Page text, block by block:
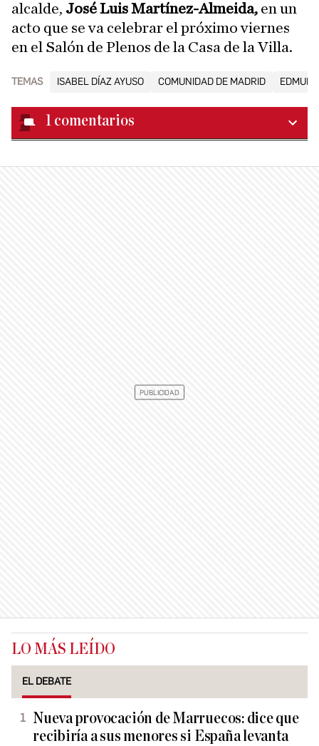
alcalde, José Luis Martínez-Almeida, en un
acto que se va celebrar el próximo viernes
en el Salón de Plenos de la Casa de la Villa.
TEMAS ISABEL DÍAZ AYUSO COMUNIDAD DE MADRID
1 comentarios
LO MÁS LEÍDO
EL DEBATE
Nueva provocación de Marruecos: dice que
recibiría a sus menores si España levanta